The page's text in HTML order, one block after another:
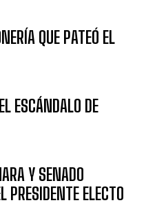
QUE PATEÓ EL
ESCÁNDALO DE
Y SENADO
PRESIDENTE ELECTO